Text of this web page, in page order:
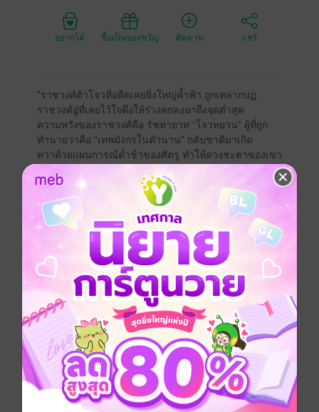
อยากได้ ซื้อเป็นของขวัญ ติดตาม แชร์
"ราชวงศ์ต้าโจวที่อดีตเคยยิ่งใหญ่ค้ำฟ้า ถูกเหล่ากบฏ
ราชวงศ์อู่ที่เคยไว้ใจดึงให้ร่วงตกลงมาถึงจุดต่ำสุด
ความหวังของราชวงศ์คือ รัชทายาท “โจวหยวน” ผู้ที่ถูก
ทำนายว่าคือ “เทพมังกรในตำนาน” กลับชาติมาเกิด
ทว่าด้วยแผนการณ์ต่ำช้าของศัตรู ทำให้ดวงชะตาของเขา
ต้องคำสาป ลมปราณพิการ ไร้หนทางฝึกบำเพ็ญ!
.
การฝึกฝน “อักขระหยวน” จึงเป็นทางออกสุดท้าย ในการ
ยับยั้งพิษมังกรพิโรธได้
ชายหนุ่มผู้ถูกช่วงชิงชะตาอันยิ่งใหญ่ ต้องเผชิญกับหนทาง
การฝึกบำเพ็ญอันยากลำบาก
ภายภาคหน้าเขาจักต้องรุ่งโรจน์สะเทือนฟ้าดิน จักยืนยง
เฉกดวงตะวันและจันทรา
เป็นเทพมังกรที่ไม่เคยพบพานในใต้หล้า หนี้แค้นทั้งหมดนี้
ต่อจากนี้พวกเราคงได้คิดบัญชีกัน!"
หนังสือแปล กำลังภายใน สงคราม แฟนตาซี
แก้แค้น นิยายจีนแปล